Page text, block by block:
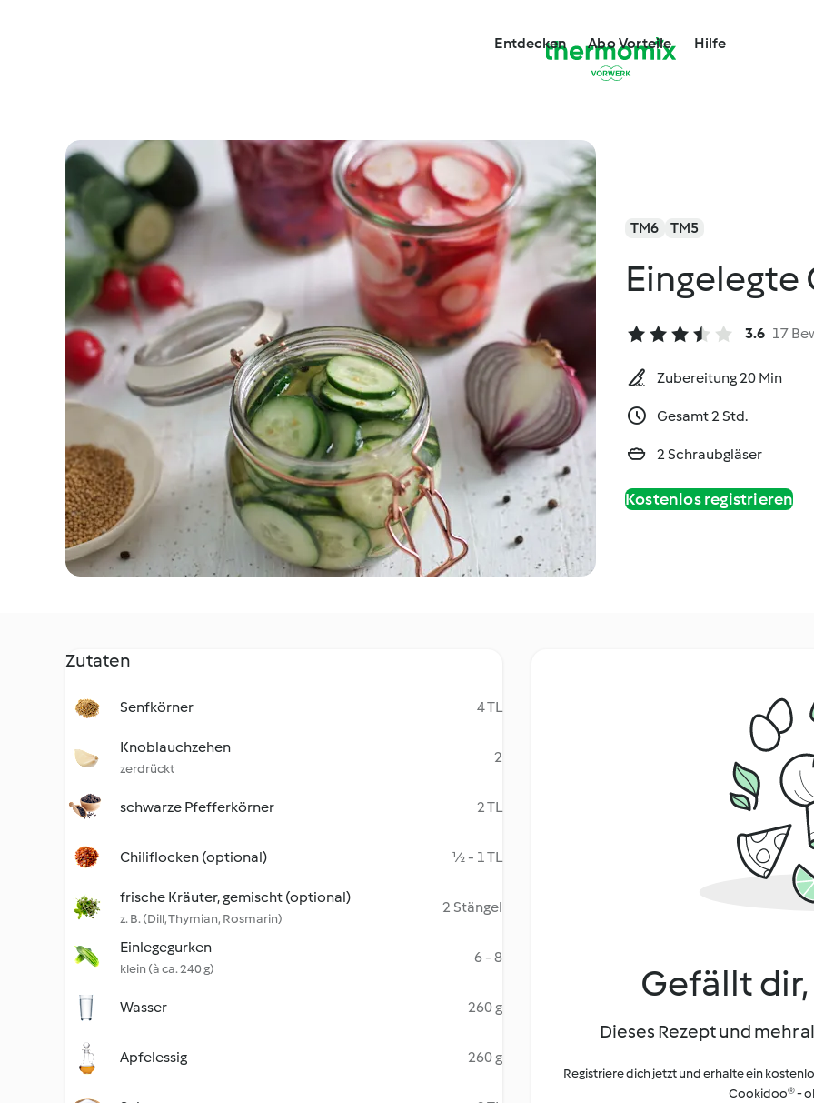
Entdecken Abo Vorteile Hilfe
TM6 TM5
Eingelegte
3.6 17
Zubereitung 20 Min
Gesamt 2 Std.
2 Schraubgläser
Kostenlos registrieren
Zutaten
Senfkörner 4 TL
Knoblauchzehen
zerdrückt
2
schwarze Pfefferkörner 2 TL
Chiliflocken (optional) ½ - 1 TL
frische Kräuter, gemischt (optional)
z. B. (Dill, Thymian, Rosmarin)
2 Stängel
Einlegegurken
klein (à ca. 240 g)
6 - 8
Wasser 260 g
Apfelessig 260 g
Gefällt
Dieses Rezept und mehr
Registriere dich jetzt und erhalte ein
Cookidoo® -